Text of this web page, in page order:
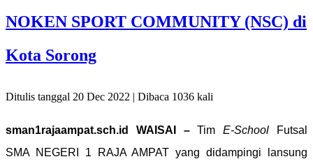
NOKEN SPORT COMMUNITY (NSC) di
Kota Sorong
Ditulis tanggal 20 Dec 2022 | Dibaca 1036 kali
sman1rajaampat.sch.id WAISAI –TimE-School Futsal
SMA NEGERI 1 RAJA AMPAT yang didampingi lansung